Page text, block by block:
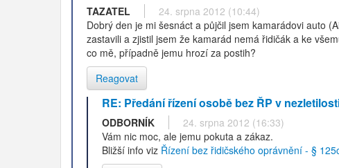
TAZATEL
24. srpna 2012 (10:44)
Dobrý den je mi šesnáct a půjčil jsem kamarádovi auto
zastavili a zjistil jsem že kamarád nemá řidičák a ke
co mě, případně jemu hrozí za postih?
Reagovat
RE: Předání řízení osobě bez ŘP v
ODBORNÍK
24. srpna 2012 (16:33)
Vám nic moc, ale jemu pokuta a zákaz.
Bližší info viz Řízení bez řidičského oprávnění - §